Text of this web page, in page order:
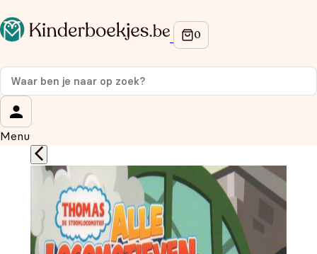
Menu
Op de hoogte blijven van onze acties?
Meld je aan voor onze nieuwsbrief en ontvang
korting
Wat is je voornaam?
Wat is je e-mailadres?*
Aanmelden
We gebruiken je gegevens om contact op te nemen, in